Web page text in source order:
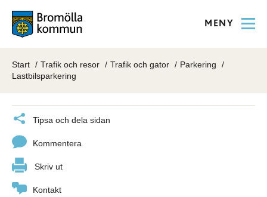
MENY
Start Trafik och resor Trafik och gator
Parkering
Lastbilsparkering
Tipsa och dela sidan
Kommentera
Skriv ut
Kontakt